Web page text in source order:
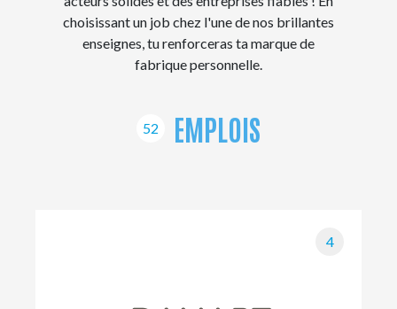
choisissant un job chez l'une de nos brillantes
enseignes, tu renforceras ta marque de
fabrique personnelle.
52 EMPLOIS
4